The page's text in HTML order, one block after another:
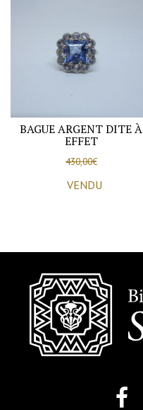
BAGUE ARGENT DITE À
EFFET
430,00€
VENDU